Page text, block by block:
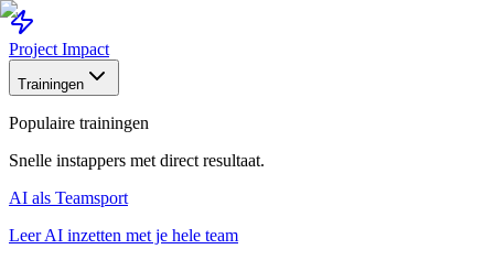
Project Impact
Trainingen
Populaire trainingen
Snelle instappers met direct resultaat.
AI als Teamsport
Leer AI inzetten met je hele team